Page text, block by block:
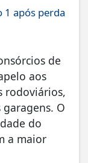
1 após perda
de
aos
rodoviários,
O
do
a maior